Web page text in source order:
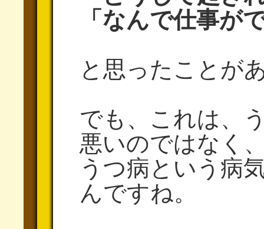
「なんで仕事が
と思ったことが
でも、これは、
悪いのではなく
うつ病という病
んですね。